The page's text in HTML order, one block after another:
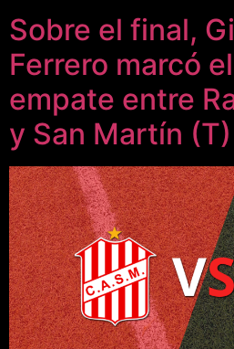
Sobre el final,
Ferrero marcó
empate entre
y San Martín (T)